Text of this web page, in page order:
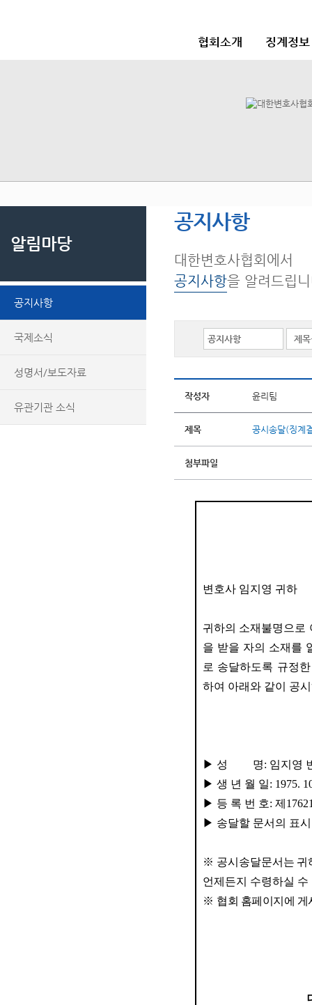
협회소개 징계정
알림마당
공지사항
국제소식
성명서/보도자료
유관기관 소식
공지사항
대한변호사협회에서
공지사항을 알려드립
작성자 윤리팀
제목 공시송달(징계
첨부파일
변호사 임지영 귀하
귀하의 소재불명으로
을 받을 자의 소재를
로 송달하도록 규정
하여 아래와 같이 공
▶ 성 명: 임지영
▶ 생 년 월 일: 1975.
▶ 등 록 번 호: 제
▶ 송달할 문서의 표시
※ 공시송달문서는
언제든지 수령하실 수
※ 협회 홈페이지에